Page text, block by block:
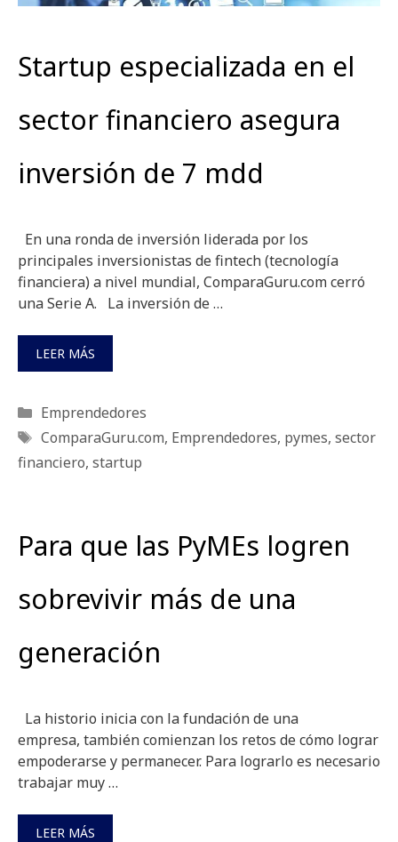
Startup especializada en el
sector financiero asegura
inversión de 7 mdd
En una ronda de inversión liderada por los
principales inversionistas de fintech (tecnología
financiera) a nivel mundial, ComparaGuru.com cerró
una Serie A. La inversión de …
LEER MÁS
Categorías
Emprendedores
Etiquetas
ComparaGuru.com, Emprendedores, pymes, sector
financiero, startup
Para que las PyMEs logren
sobrevivir más de una
generación
La historio inicia con la fundación de una
empresa, también comienzan los retos de cómo lograr
empoderarse y permanecer. Para lograrlo es necesario
trabajar muy …
LEER MÁS